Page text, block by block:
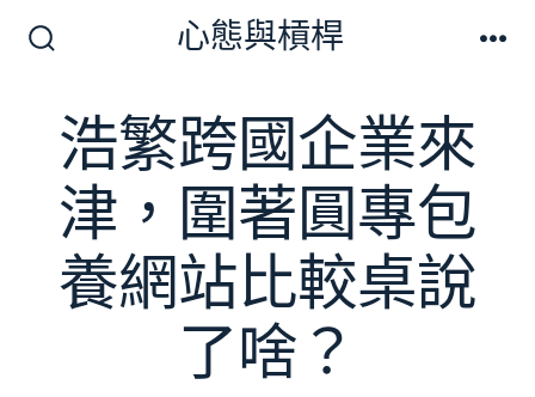
切
換
開
關
心態與槓桿
浩繁跨國企業來
津，圍著圓專包
養網站比較桌說
了啥？